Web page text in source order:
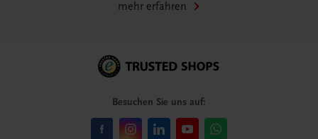
mehr erfahren
Besuchen Sie uns auf: